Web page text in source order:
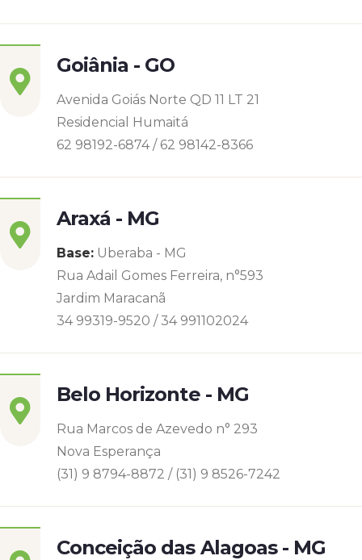
Goiânia - GO
Avenida Goiás Norte QD 11 LT 21
Residencial Humaitá
62 98192-6874 / 62 98142-8366
Araxá - MG
Base: Uberaba - MG
Rua Adail Gomes Ferreira, n°593
Jardim Maracanã
34 99319-9520 / 34 991102024
Belo Horizonte - MG
Rua Marcos de Azevedo n° 293
Nova Esperança
(31) 9 8794-8872 / (31) 9 8526-7242
Conceição das Alagoas - MG